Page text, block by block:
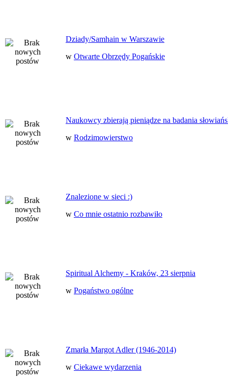
Dziady/Samhain w Warszawie
w Otwarte Obrzędy Pogańskie
Naukowcy zbierają pieniądze na badania
w Rodzimowierstwo
Znalezione w sieci :)
w Co mnie ostatnio rozbawiło
Spiritual Alchemy - Kraków, 23 sierpnia
w Pogaństwo ogólne
Zmarła Margot Adler (1946-2014)
w Ciekawe wydarzenia